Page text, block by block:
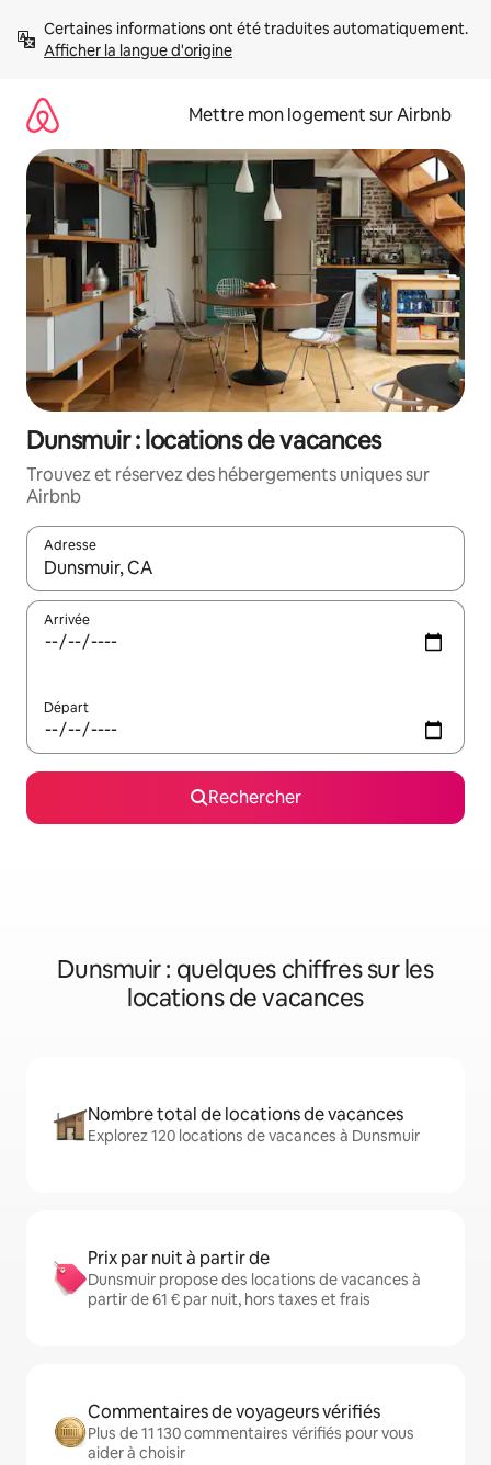
directement
Afficher la langue d'origine
Mettre mon logement sur Airbnb
Dunsmuir : locations de vacances
Trouvez et réservez des hébergements uniques sur
Airbnb
Adresse
Lorsque les résultats s'affichent, utilisez les flèches vers le
Arrivée
Départ
Rechercher
Dunsmuir : quelques chiffres sur les
locations de vacances
Nombre total de locations de vacances
Explorez 120 locations de vacances à Dunsmuir
Prix par nuit à partir de
Dunsmuir propose des locations de vacances à
partir de 61 € par nuit, hors taxes et frais
Commentaires de voyageurs vérifiés
Plus de 11 130 commentaires vérifiés pour vous
aider à choisir